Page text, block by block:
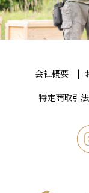
会社概要
特定商取引